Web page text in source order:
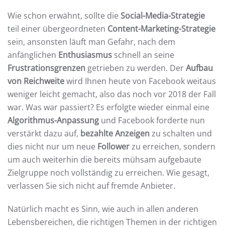
Wie schon erwähnt, sollte die Social-Media-Strategie
teil einer übergeordneten Content-Marketing-Strategie
sein, ansonsten läuft man Gefahr, nach dem
anfänglichen Enthusiasmus schnell an seine
Frustrationsgrenzen getrieben zu werden. DerAufbau
von Reichweitewird Ihnen heute von Facebook weitaus
weniger leicht gemacht, also das noch vor 2018 der Fall
war. Was war passiert? Es erfolgte wieder einmal eine
Algorithmus-Anpassung und Facebook forderte nun
verstärkt dazu auf, bezahlte Anzeigenzu schalten und
dies nicht nur um neue Followerzu erreichen, sondern
um auch weiterhin die bereits mühsam aufgebaute
Zielgruppe noch vollständig zu erreichen. Wie gesagt,
verlassen Sie sich nicht auf fremde Anbieter.
Natürlich macht es Sinn, wie auch in allen anderen
Lebensbereichen, die richtigen Themen in der richtigen